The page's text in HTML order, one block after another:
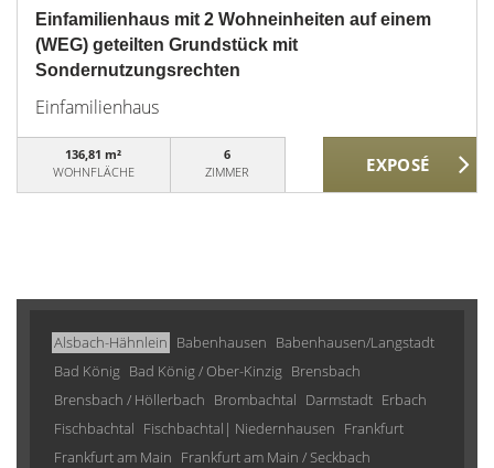
Einfamilienhaus mit 2 Wohneinheiten auf einem
(WEG) geteilten Grundstück mit
Sondernutzungsrechten
Einfamilienhaus
136,81 m²
WOHNFLÄCHE
6
ZIMMER
Alsbach-Hähnlein Babenhausen Babenhausen/Langstadt
Bad König Bad König / Ober-Kinzig Brensbach
Brensbach / Höllerbach Brombachtal Darmstadt Erbach
Fischbachtal Fischbachtal| Niedernhausen Frankfurt
Frankfurt am Main Frankfurt am Main / Seckbach